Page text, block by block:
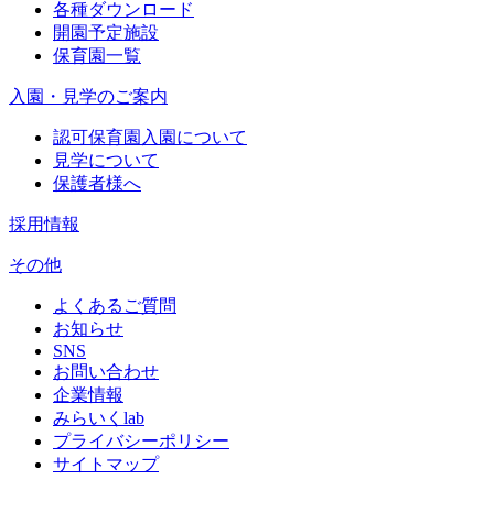
各種ダウンロード
開園予定施設
保育園一覧
入園・見学のご案内
認可保育園入園について
見学について
保護者様へ
採用情報
その他
よくあるご質問
お知らせ
SNS
お問い合わせ
企業情報
みらいくlab
プライバシーポリシー
サイトマップ